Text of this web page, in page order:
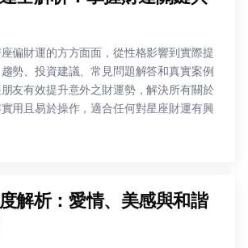
偏財運的方方面面，從性格影響到實際提
勢、投資建議、常見問題解答和真實案例
友有效提升意外之財運勢，解決所有關於
用且易於操作，適合任何對星座財運有興
解析：愛情、美感與和諧